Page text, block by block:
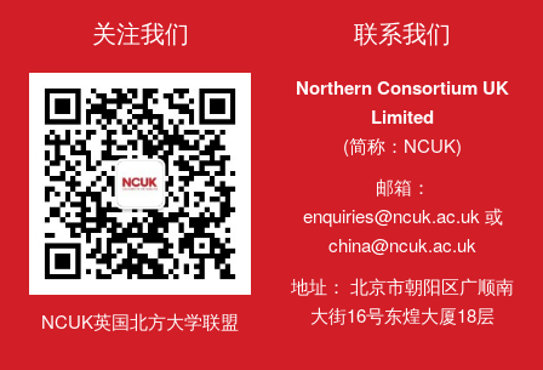
关注我们
NCUK英国北方大学联盟
联系我们
Northern Consortium UK
Limited
(简称：NCUK)
邮箱：
enquiries@ncuk.ac.uk 或
china@ncuk.ac.uk
地址： 北京市朝阳区广顺南
大街16号东煌大厦18层